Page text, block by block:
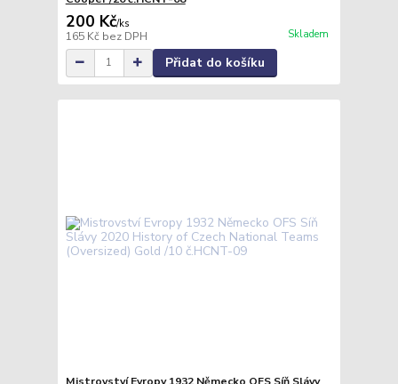
200 Kč/ks
165 Kč bez DPH Skladem
Přidat do košíku